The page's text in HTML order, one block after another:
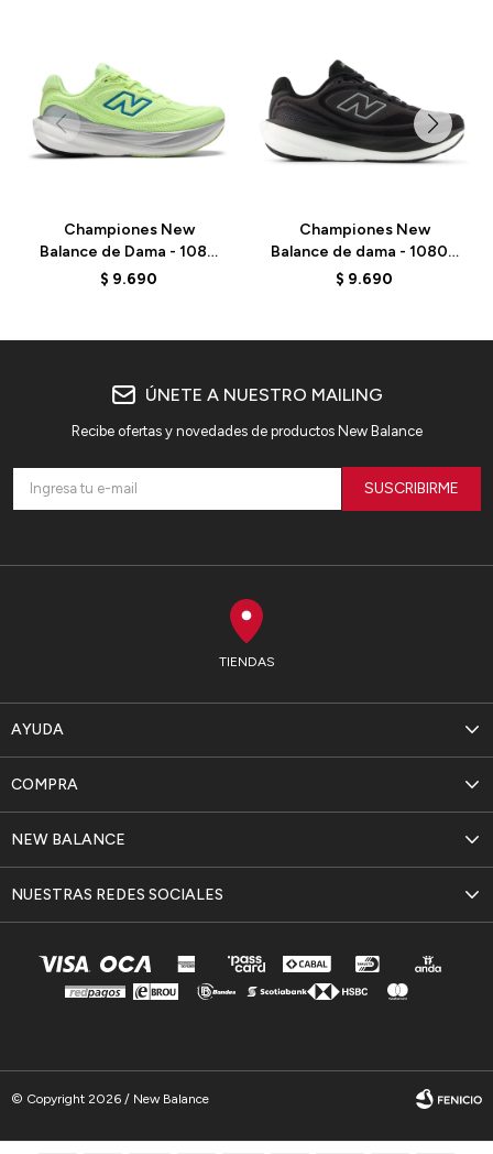
Championes New
Balance de Dama - 1080
V15 - W108099D - GREEN
$ 9.690
Championes New
Balance de dama - 1080 -
W1080815 - BLACK
$ 9.690
TIENDAS
AYUDA
NEW BALANCE
COMPRA
NUESTRAS REDES SOCIALES
ÚNETE A NUESTRO MAILING
Recibe ofertas y novedades de productos New Balance
SUSCRIBIRME
© Copyright 2026 / New Balance